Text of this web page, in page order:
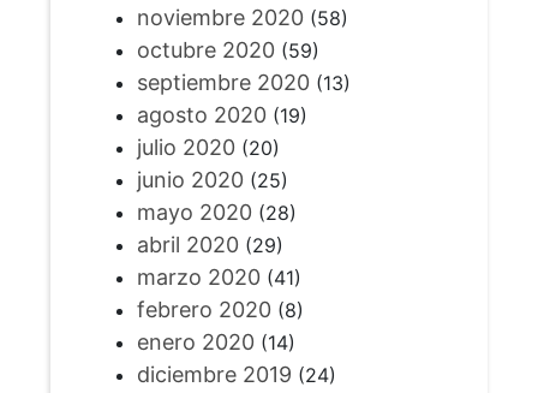
noviembre 2020(58)
octubre 2020(59)
septiembre 2020(13)
agosto 2020(19)
julio 2020(20)
junio 2020(25)
mayo 2020(28)
abril 2020(29)
marzo 2020(41)
febrero 2020(8)
enero 2020(14)
diciembre 2019 (24)